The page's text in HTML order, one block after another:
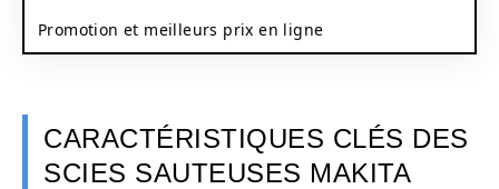
Promotion et meilleurs prix en ligne
CARACTÉRISTIQUES CLÉS DES
SCIES SAUTEUSES MAKITA